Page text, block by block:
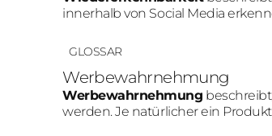
innerhalb von Social Media
GLOSSAR
Werbewahrnehmung
Werbewahrnehmung
werden. Je natürlicher ein